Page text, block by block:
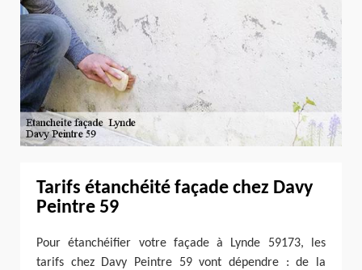
Tarifs étanchéité façade chez Davy
Peintre 59
Pour étanchéifier votre façade à Lynde 59173, les
tarifs chez Davy Peintre 59 vont dépendre : de la